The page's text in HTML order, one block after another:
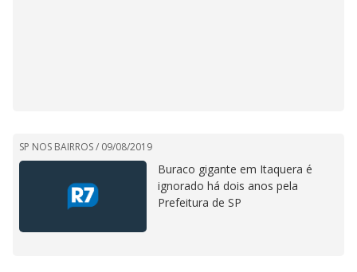
SP NOS BAIRROS / 09/08/2019
Buraco gigante em Itaquera é
ignorado há dois anos pela
Prefeitura de SP